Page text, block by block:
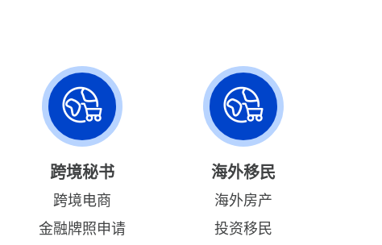
跨境秘书
跨境电商
金融牌照申请
海外移民
海外房产
投资移民